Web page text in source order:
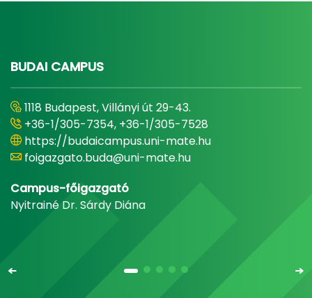
BUDAI CAMPUS
1118 Budapest, Villányi út 29-43.
+36-1/305-7354, +36-1/305-7528
https://budaicampus.uni-mate.hu
foigazgato.buda@uni-mate.hu
Campus-főigazgató
Nyitrainé Dr. Sárdy Diána